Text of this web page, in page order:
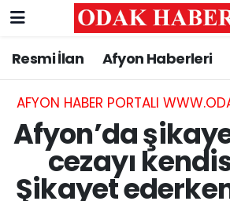
Resmi İlan Afyon Haberleri
AFYON HABER PORTALI
Afyon’da
cezayı
Şikayet
AFYONKARAHİSAR
Resmi İlan
ASAYİŞ
GÜNCEL
Nöbetçi Eczaneler
Hava Durumu
Trafik Durumu
Süper Lig Puan Durumu